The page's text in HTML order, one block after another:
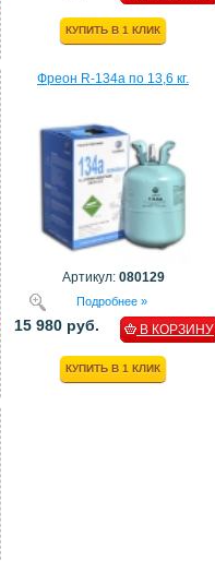
КУПИТЬ В 1 КЛИК
Фреон R-134a по 13,6 кг.
Артикул: 080129
Подробнее »
15 980 руб. В КОРЗИНУ
КУПИТЬ В 1 КЛИК